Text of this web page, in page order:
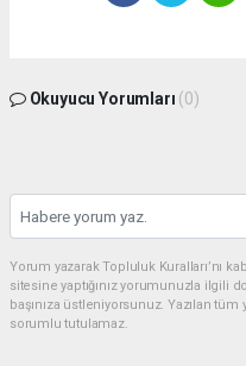
Okuyucu Yorumları (0)
Yorum yazarak Topluluk Kuralları’nı
sitesine yaptığınız yorumunuzla ilgili
başınıza üstleniyorsunuz. Yazılan
sorumlu tutulamaz.